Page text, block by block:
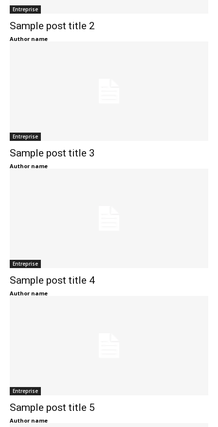
Entreprise
Sample post title 2
Author name
Entreprise
Sample post title 3
Author name
Entreprise
Sample post title 4
Author name
Entreprise
Sample post title 5
Author name